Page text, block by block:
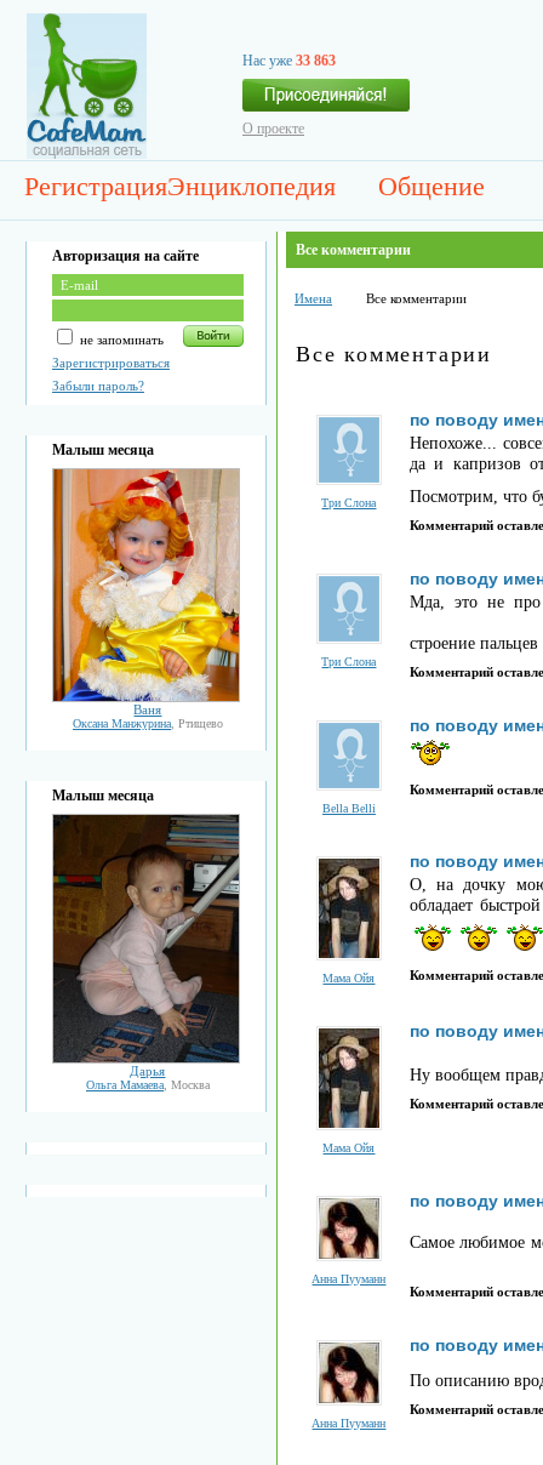
Нас уже 33 863
О проекте
РегистрацияЭнциклопедия Общение
Авторизация на сайте
не запоминать
Зарегистрироваться
Забыли пароль?
Малыш месяца
Ваня
Оксана Манжурина, Ртищево
Малыш месяца
Дарья
Ольга Мамаева, Москва
Все комментарии
Имена Все комментарии
Все комментарии
Три Слона
по поводу
Непохоже...
да и капризов
Посмотрим, что
Комментарий
Три Слона
по поводу
Мда, это не про
строение
Комментарий
Bella Belli
по поводу
Комментарий
Мама Ойя
по поводу
О, на дочку мою
обладает
Комментарий
Мама Ойя
по поводу
Ну вообщем
Комментарий
Анна Пууманн
по поводу
Самое любимое
Комментарий
Анна Пууманн
по поводу
По описанию
Комментарий